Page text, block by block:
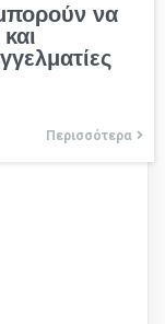
να
Περισσότερα